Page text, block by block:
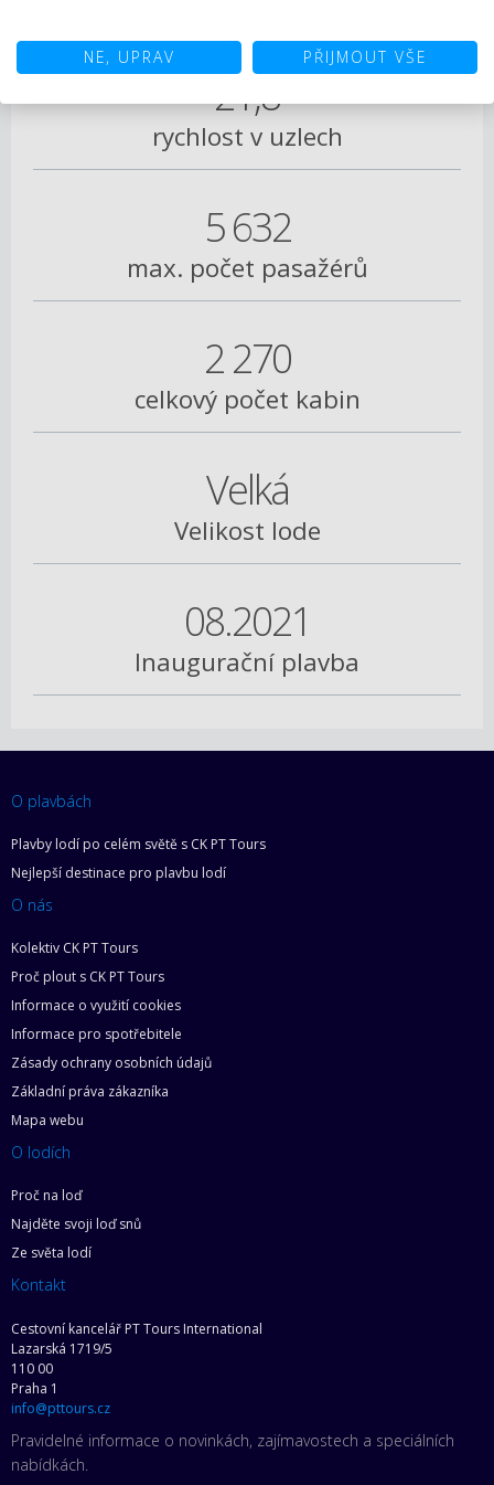
21,8
rychlost v uzlech
5 632
max. počet pasažérů
2 270
celkový počet kabin
Velká
Velikost lode
08.2021
Inaugurační plavba
O plavbách
Plavby lodí po celém světě s CK PT Tours
Nejlepší destinace pro plavbu lodí
O nás
Kolektiv CK PT Tours
Proč plout s CK PT Tours
Informace o využití cookies
Informace pro spotřebitele
Zásady ochrany osobních údajů
Základní práva zákazníka
Mapa webu
O lodích
Proč na loď
Najděte svoji loď snů
Ze světa lodí
Kontakt
Cestovní kancelář PT Tours International
Lazarská 1719/5
110 00
Praha 1
info@pttours.cz
Pravidelné informace o novinkách, zajímavostech a speciálních
nabídkách.
NE, UPRAV PŘIJMOUT VŠE